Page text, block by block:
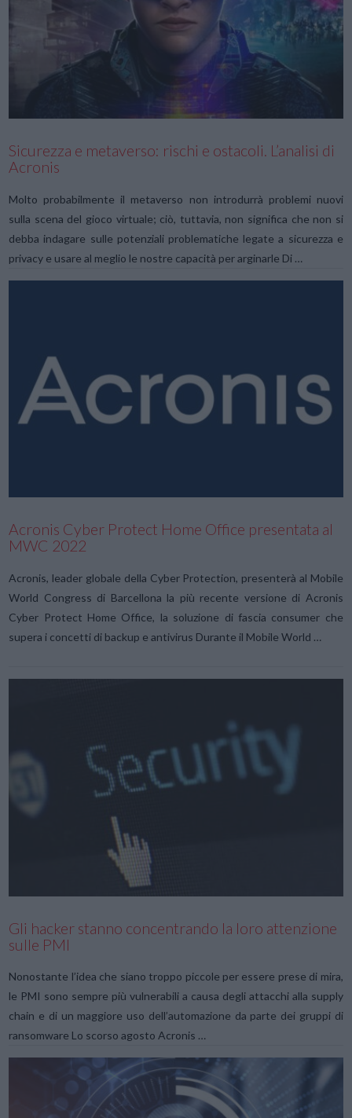
Sicurezza e metaverso: rischi e ostacoli. L’analisi di
Acronis
Molto probabilmente il metaverso non introdurrà problemi nuovi
sulla scena del gioco virtuale; ciò, tuttavia, non significa che non si
debba indagare sulle potenziali problematiche legate a sicurezza e
privacy e usare al meglio le nostre capacità per arginarle Di …
Acronis Cyber Protect Home Office presentata al
MWC 2022
Acronis, leader globale della Cyber Protection, presenterà al Mobile
World Congress di Barcellona la più recente versione di Acronis
Cyber Protect Home Office, la soluzione di fascia consumer che
supera i concetti di backup e antivirus Durante il Mobile World …
Gli hacker stanno concentrando la loro attenzione
sulle PMI
Nonostante l’idea che siano troppo piccole per essere prese di mira,
le PMI sono sempre più vulnerabili a causa degli attacchi alla supply
chain e di un maggiore uso dell’automazione da parte dei gruppi di
ransomware Lo scorso agosto Acronis …